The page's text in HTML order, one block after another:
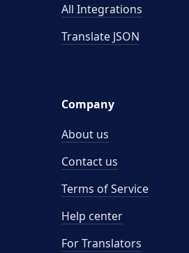
All Integrations
Translate JSON
Company
About us
Contact us
Terms of Service
Help center
For Translators